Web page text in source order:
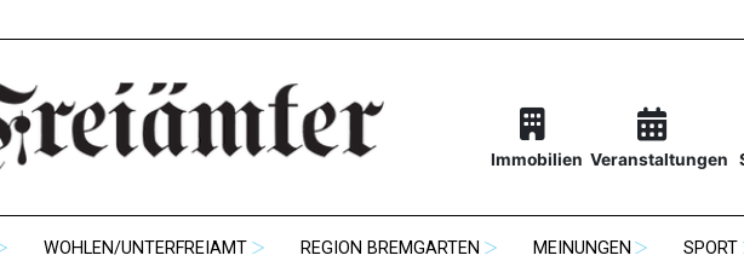
Immobilien Veranstaltungen
WOHLEN/UNTERFREIAMT REGION BREMGARTEN MEINUNGEN SPORT